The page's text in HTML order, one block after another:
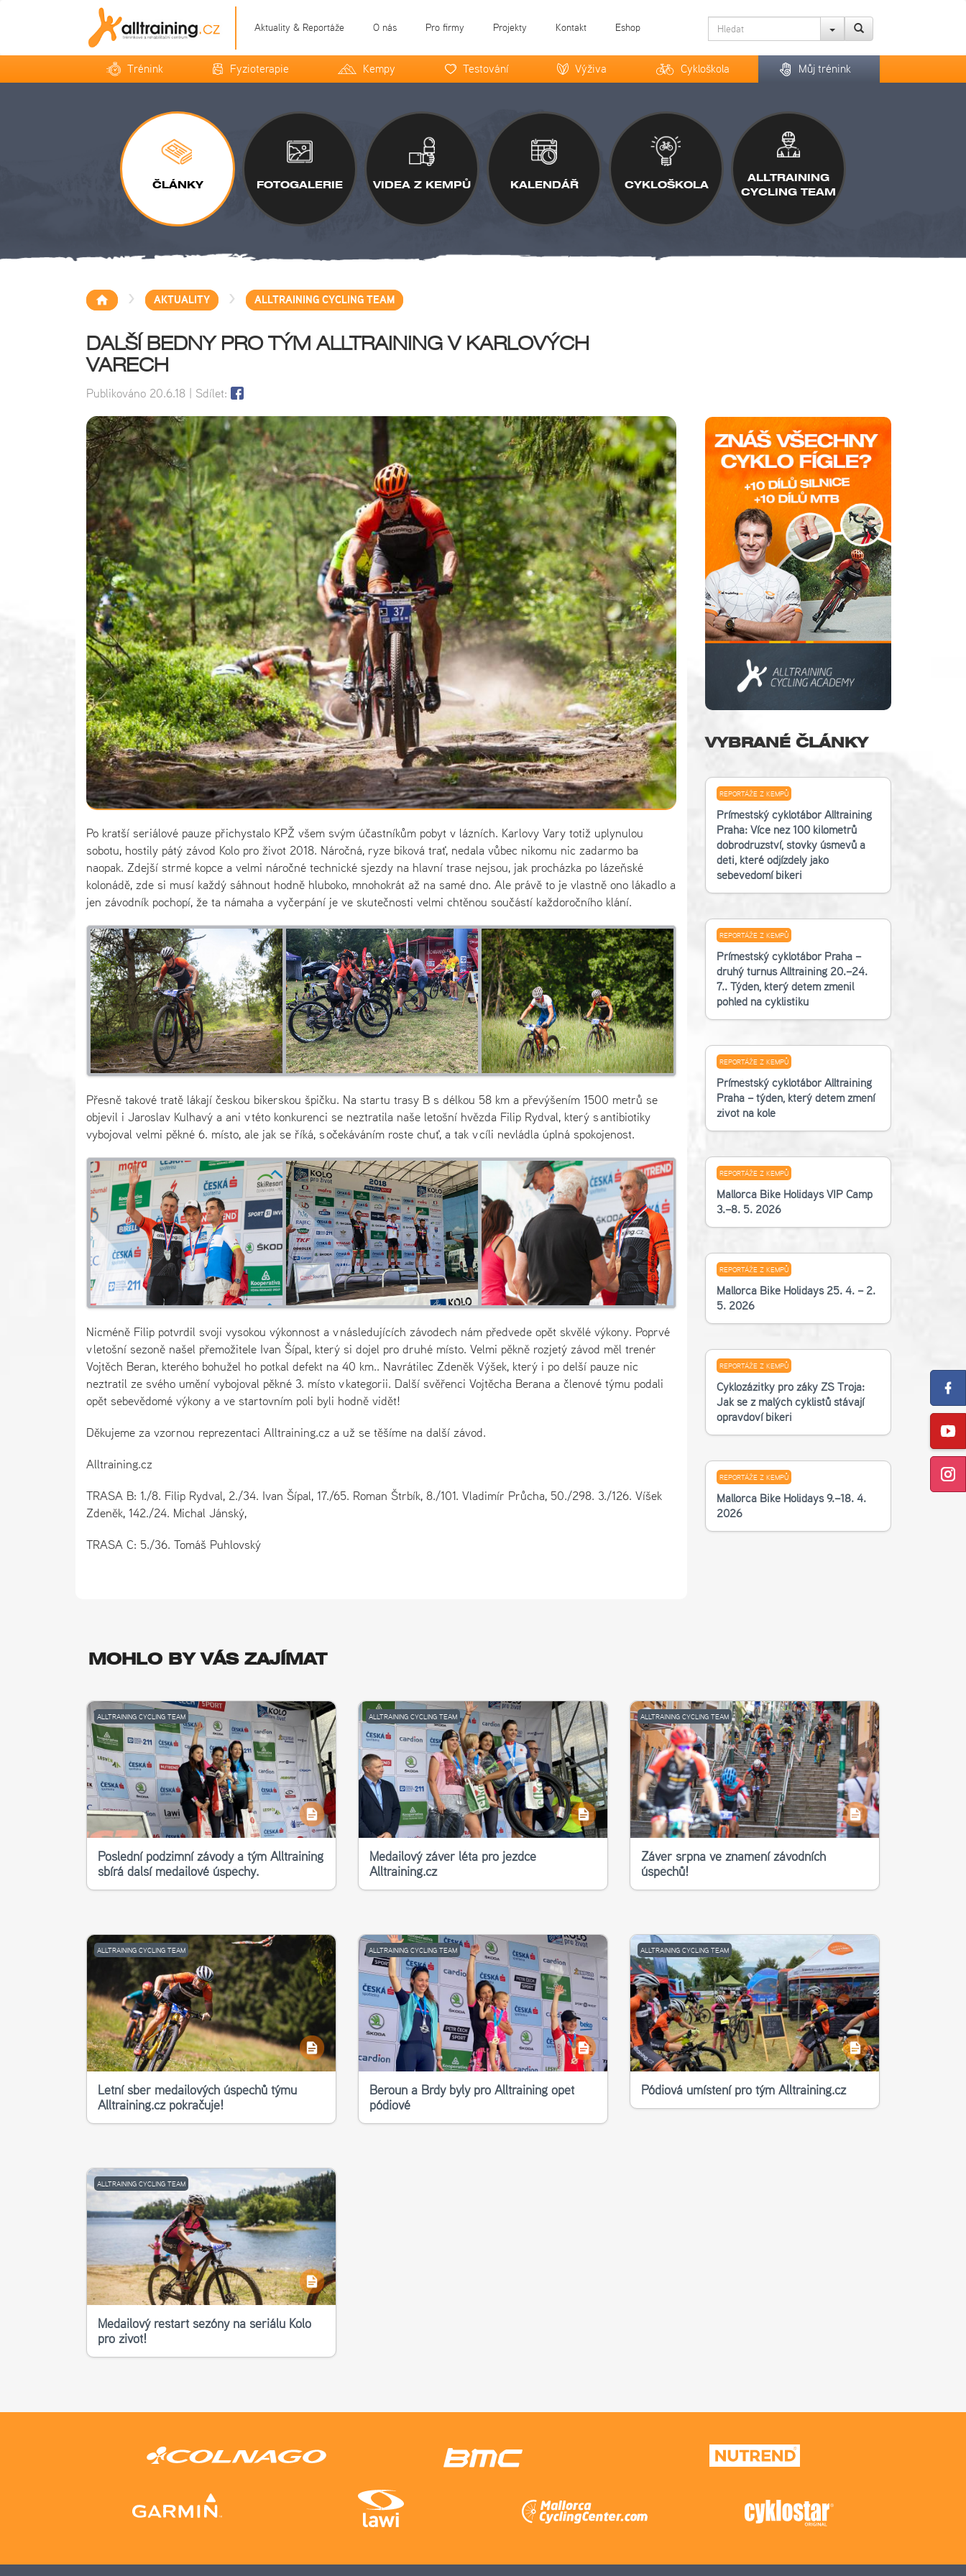
Aktuality & Reportáže O nás Pro firmy Projekty Kontakt Eshop
Trénink Fyzioterapie Kempy Testování Výživa Cykloškola Můj trénink
ČLÁNKY FOTOGALERIE VIDEA Z KEMPŮ KALENDÁŘ CYKLOŠKOLA
ALLTRAINING
CYCLING TEAM
> AKTUALITY > ALLTRAINING CYCLING TEAM
DALŠÍ BEDNY PRO TÝM ALLTRAINING V KARLOVÝCH
VARECH
Publikováno 20.6.18| Sdílet:
Po kratší seriálové pauze přichystalo KPŽ všem svým účastníkům pobyt v lázních. Karlovy Vary totiž uplynulou
sobotu, hostily pátý závod Kolo pro život 2018. Náročná, ryze biková trať, nedala vůbec nikomu nic zadarmo ba
naopak. Zdejší strmé kopce a velmi náročné technické sjezdy na hlavní trase nejsou, jak procházka po lázeňské
kolonádě, zde si musí každý sáhnout hodně hluboko, mnohokrát až na samé dno. Ale právě to je vlastně ono lákadlo a
jen závodník pochopí, že ta námaha a vyčerpání je ve skutečnosti velmi chtěnou součástí každoročního klání.
Přesně takové tratě lákají českou bikerskou špičku. Na startu trasy B s délkou 58 km a převýšením 1500 metrů se
objevil i Jaroslav Kulhavý a ani v této konkurenci se neztratila naše letošní hvězda Filip Rydval, který s antibiotiky
vybojoval velmi pěkné 6. místo, ale jak se říká, s očekáváním roste chuť, a tak v cíli nevládla úplná spokojenost.
Nicméně Filip potvrdil svoji vysokou výkonnost a v následujících závodech nám předvede opět skvělé výkony. Poprvé
v letošní sezoně našel přemožitele Ivan Šípal, který si dojel pro druhé místo. Velmi pěkně rozjetý závod měl trenér
Vojtěch Beran, kterého bohužel ho potkal defekt na 40 km.. Navrátilec Zdeněk Výšek, který i po delší pauze nic
neztratil ze svého umění vybojoval pěkné 3. místo v kategorii. Další svěřenci Vojtěcha Berana a členové týmu podali
opět sebevědomé výkony a ve startovním poli byli hodně vidět!
Děkujeme za vzornou reprezentaci Alltraining.cz a už se těšíme na další závod.
Alltraining.cz
TRASA B: 1./8. Filip Rydval, 2./34. Ivan Šípal, 17./65. Roman Štrbík, 8./101. Vladimír Průcha, 50./298. 3./126. Víšek
Zdeněk, 142./24. Michal Jánský,
TRASA C: 5./36. Tomáš Puhlovský
VYBRANÉ ČLÁNKY
REPORTÁŽE Z KEMPŮ
Příměstský cyklotábor Alltraining
Praha: Více než 100 kilometrů
dobrodružství, stovky úsměvů a
děti, které odjížděly jako
sebevědomí bikeři
REPORTÁŽE Z KEMPŮ
Příměstský cyklotábor Praha –
druhý turnus Alltraining 20.–24.
7.. Týden, který dětem změnil
pohled na cyklistiku
REPORTÁŽE Z KEMPŮ
Příměstský cyklotábor Alltraining
Praha – týden, který dětem změní
život na kole
REPORTÁŽE Z KEMPŮ
Mallorca Bike Holidays VIP Camp
3.–8. 5. 2026
REPORTÁŽE Z KEMPŮ
Mallorca Bike Holidays 25. 4. – 2.
5. 2026
REPORTÁŽE Z KEMPŮ
Cyklozážitky pro žáky ZŠ Troja:
Jak se z malých cyklistů stávají
opravdoví bikeři
REPORTÁŽE Z KEMPŮ
Mallorca Bike Holidays 9.–18. 4.
2026
MOHLO BY VÁS ZAJÍMAT
ALLTRAINING CYCLING TEAM
Poslední podzimní závody a tým Alltraining
sbírá další medailové úspěchy.
ALLTRAINING CYCLING TEAM
Medailový závěr léta pro jezdce
Alltraining.cz
ALLTRAINING CYCLING TEAM
Závěr srpna ve znamení závodních
úspěchů!
ALLTRAINING CYCLING TEAM
Letní sběr medailových úspěchů týmu
Alltraining.cz pokračuje!
ALLTRAINING CYCLING TEAM
Beroun a Brdy byly pro Alltraining opět
pódiové
ALLTRAINING CYCLING TEAM
Pódiová umístění pro tým Alltraining.cz
ALLTRAINING CYCLING TEAM
Medailový restart sezóny na seriálu Kolo
pro život!